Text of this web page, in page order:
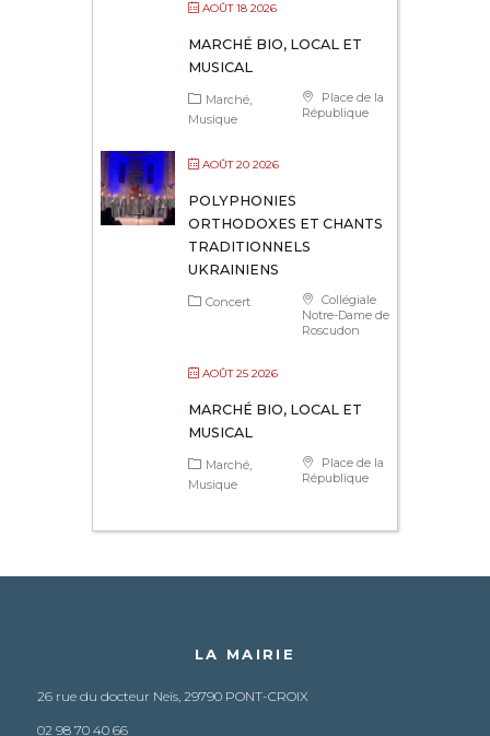
AOÛT 18 2026
MARCHÉ BIO, LOCAL ET
MUSICAL
Place de la
République
Marché
Musique
AOÛT 20 2026
POLYPHONIES
ORTHODOXES ET CHANTS
TRADITIONNELS
UKRAINIENS
Collégiale
Notre-Dame de
Roscudon
Concert
AOÛT 25 2026
MARCHÉ BIO, LOCAL ET
MUSICAL
Place de la
République
Marché
Musique
LA MAIRIE
26 rue du docteur Neïs, 29790 PONT-CROIX
02 98 70 40 66